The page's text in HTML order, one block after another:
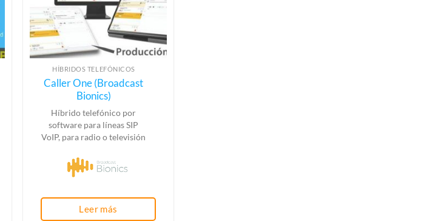
HÍBRIDOS TELEFÓNICOS
Caller One (Broadcast
Bionics)
Híbrido telefónico por
software para líneas SIP
VoIP, para radio o televisión
Leer más